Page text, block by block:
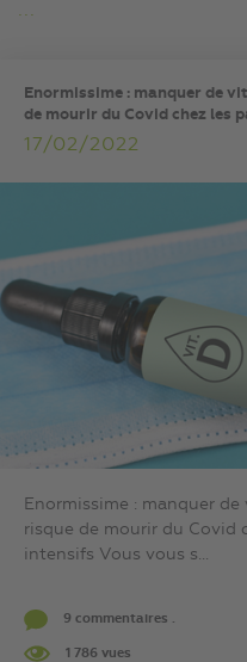
...
Enormissime : manquer de
de mourir du Covid chez les
17/02/2022
Enormissime : manquer
risque de mourir du Covid
intensifs Vous vous s...
9 commentaires .
1 786 vues